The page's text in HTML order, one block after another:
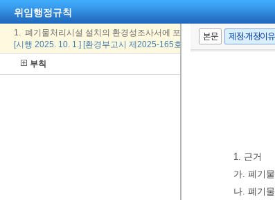
위임행정규칙
1. 폐기물처리시설 설치의 환경성조사서에 포함되어야 할 사항
[시행 2025. 10. 1.] [환경부고시 제2025-165호, 2025. 10. 1., 일부개정]
부칙
본문 제정·개정이유
1. 근거
가. 폐기
나. 폐기